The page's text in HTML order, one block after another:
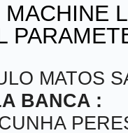
MACHINE
MATOS
BANCA :